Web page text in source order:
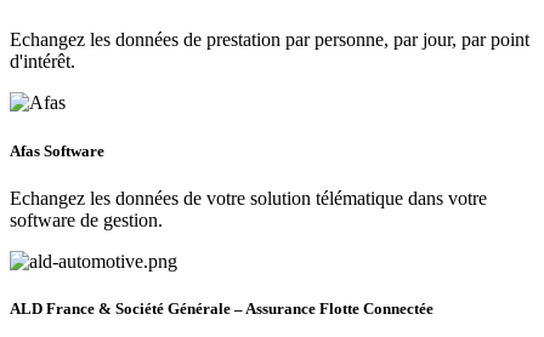
Echangez les données de prestation par personne, par jour, par point
d'intérêt.
Afas Software
Echangez les données de votre solution télématique dans votre
software de gestion.
ALD France & Société Générale – Assurance Flotte Connectée